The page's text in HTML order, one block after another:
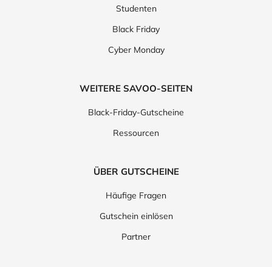
Studenten
Black Friday
Cyber Monday
WEITERE SAVOO-SEITEN
Black-Friday-Gutscheine
Ressourcen
ÜBER GUTSCHEINE
Häufige Fragen
Gutschein einlösen
Partner